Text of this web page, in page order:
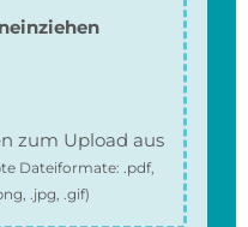
zum Upload aus
Dateiformate: .pdf,
.jpg, .gif)